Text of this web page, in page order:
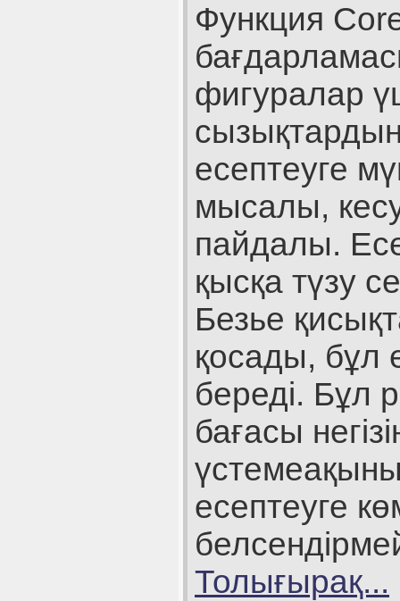
Функция
фигуралар
есептеуге
мысалы,
пайдалы.
қысқа түзу
Безье
қосады, бұл
береді. Бұл
бағасы
есептеуге
Толығырақ...